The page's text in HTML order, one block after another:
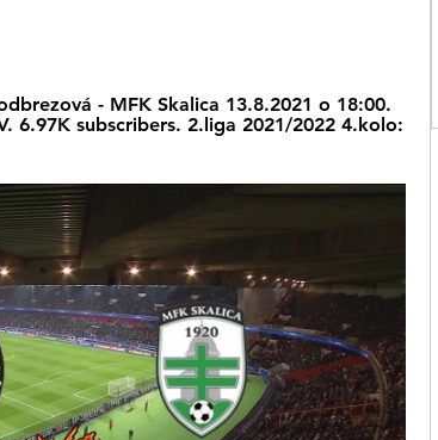
- MFK Skalica 13.8.2021 o 18:00.
6.97K subscribers. 2.liga 2021/2022 4.kolo: